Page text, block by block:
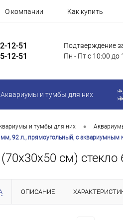
О компании Как купить
12-51
12-51
Подтверждение
Пн - Пт с 10:00 до
Аквариумы и тумбы для них
и тумбы для них •
92 л., прямоугольный, с аквариумным
см)
ОПИСАНИЕ